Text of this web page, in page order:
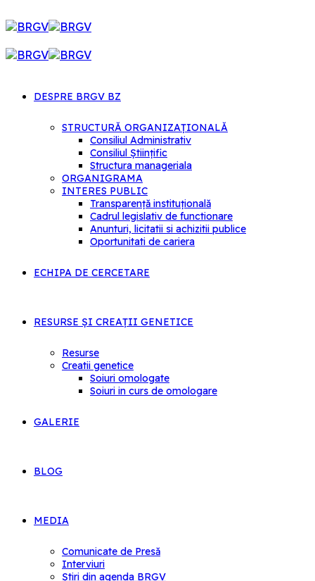
DESPRE BRGV BZ
STRUCTURĂ ORGANIZAȚIONALĂ
Consiliul Administrativ
Consiliul Științific
Structura manageriala
ORGANIGRAMA
INTERES PUBLIC
Transparență instituțională
Cadrul legislativ de functionare
Anunturi, licitatii si achizitii publice
Oportunitati de cariera
ECHIPA DE CERCETARE
RESURSE ȘI CREAȚII GENETICE
Resurse
Creatii genetice
Soiuri omologate
Soiuri in curs de omologare
GALERIE
BLOG
MEDIA
Comunicate de Presă
Interviuri
Știri din agenda BRGV